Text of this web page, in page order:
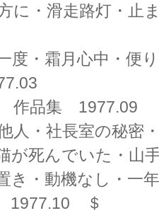
に・滑走路灯・止
・霜月心中・便り
作品集 1977.09
人・社長室の秘密
死んでいた・山
・動機なし・一
1977.10 ＄